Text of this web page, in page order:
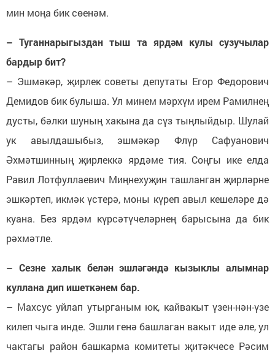
мин моңа бик сөенәм.
– Туганнарыгыздан тыш та ярдәм кулы сузучылар
бардыр бит?
– Эшмәкәр, җирлек советы депутаты Егор Федорович
Демидов бик булыша. Ул минем мәрхүм ирем Рамилнең
дусты, бәлки шуның хакына да сүз тыңлыйдыр. Шулай
ук авылдашыбыз, эшмәкәр Флүр Сафуанович
Әхмәтшинның җирлеккә ярдәме тия. Соңгы ике елда
Равил Лотфуллаевич Миңнехуҗин ташланган җирләрне
эшкәртеп, икмәк үстерә, моны күреп авыл кешеләре дә
куана. Без ярдәм күрсәтүчеләрнең барысына да бик
рәхмәтле.
– Сезне халык белән эшләгәндә кызыклы алымнар
куллана дип ишеткәнем бар.
– Махсус уйлап утырганым юк, кайвакыт үзен-нән-үзе
килеп чыга инде. Эшли генә башлаган вакыт иде әле, ул
чактагы район башкарма комитеты җитәкчесе Рәсим